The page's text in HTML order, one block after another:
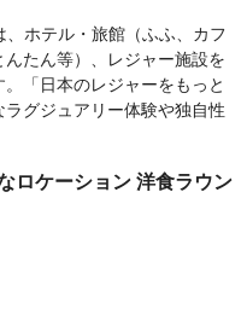
ホテル・旅館（ふふ、カフ
たん等）、レジャー施設を
「日本のレジャーをもっと
グジュアリー体験や独自性
ロケーション 洋食ラウン